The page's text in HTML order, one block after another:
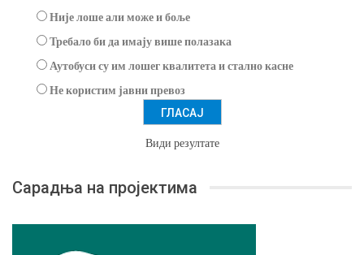
Није лоше али може и боље
Требало би да имају више полазака
Аутобуси су им лошег квалитета и стално касне
Не користим јавни превоз
Види резултате
Сарадња на пројектима